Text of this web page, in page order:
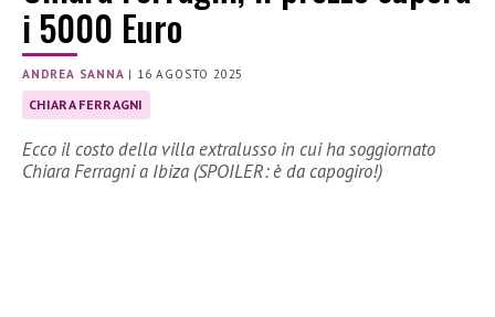
i 5000 Euro
ANDREA SANNA | 16 AGOSTO 2025
CHIARA FERRAGNI
Ecco il costo della villa extralusso in cui ha soggiornato
Chiara Ferragni a Ibiza (SPOILER: è da capogiro!)